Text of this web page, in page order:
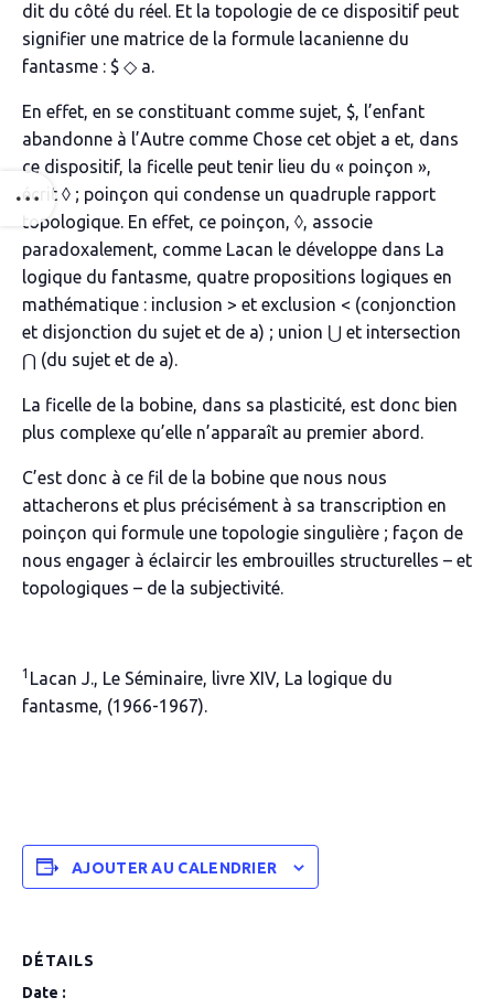
dit du côté du réel. Et la topologie de ce dispositif peut
signifier une matrice de la formule lacanienne du
fantasme : $ ◇ a.
En effet, en se constituant comme sujet, $, l’enfant
abandonne à l’Autre comme Chose cet objet a et, dans
ce dispositif, la ficelle peut tenir lieu du « poinçon »,
écrit ◊ ; poinçon qui condense un quadruple rapport
topologique. En effet, ce poinçon, ◊, associe
paradoxalement, comme Lacan le développe dans La
logique du fantasme, quatre propositions logiques en
mathématique : inclusion > et exclusion < (conjonction
et disjonction du sujet et de a) ; union ⋃ et intersection
⋂ (du sujet et de a).
La ficelle de la bobine, dans sa plasticité, est donc bien
plus complexe qu’elle n’apparaît au premier abord.
C’est donc à ce fil de la bobine que nous nous
attacherons et plus précisément à sa transcription en
poinçon qui formule une topologie singulière ; façon de
nous engager à éclaircir les embrouilles structurelles – et
topologiques – de la subjectivité.
1 Lacan J., Le Séminaire, livre XIV, La logique du
fantasme, (1966-1967).
AJOUTER AU CALENDRIER
DÉTAILS
Date :